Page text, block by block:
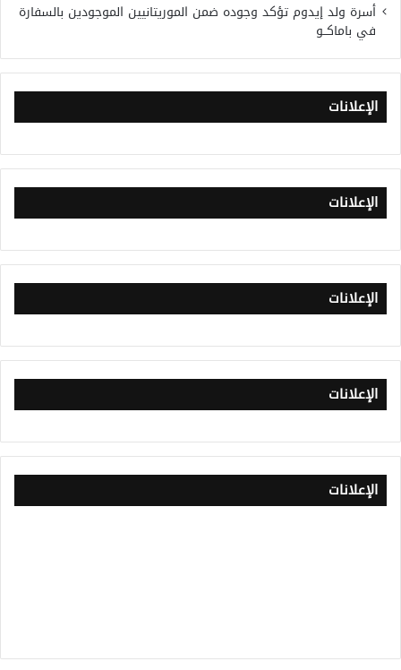
أسرة ولد إيدوم تؤكد وجوده ضمن الموريتانيين الموجودين بالسفارة
في باماكــو
الإعلانات
الإعلانات
الإعلانات
الإعلانات
الإعلانات